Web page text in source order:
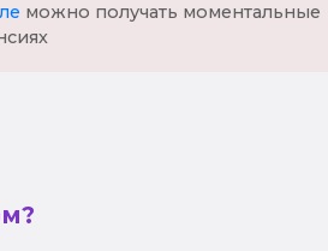
можно получать моментальные